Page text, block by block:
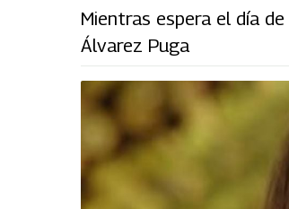
Mientras espera el día
Álvarez Puga